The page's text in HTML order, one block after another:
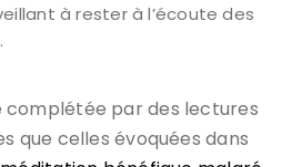
à rester à l’écoute des
complétée par des lectures
que celles évoquées dans